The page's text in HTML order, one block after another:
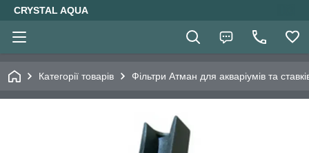
CRYSTAL AQUA
Категорії товарів Фільтри Атман для акваріумів та